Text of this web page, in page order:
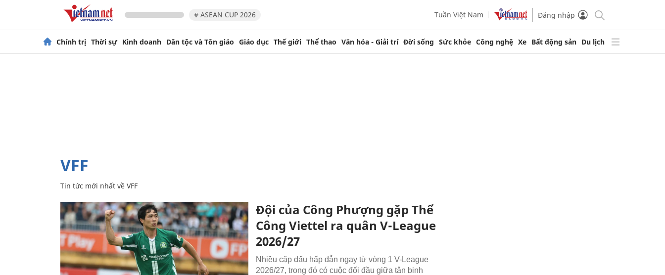
# ASEAN CUP 2026 Tuần Việt Nam Đăng nhập
Chính trị Thời sự Kinh doanh Dân tộc và Tôn giáo Giáo dục Thế giới Thể thao Văn hóa - Giải trí Đời sống Sức khỏe Công nghệ Xe Bất động sản Du lịch
VFF
Tin tức mới nhất về VFF
Đội của Công Phượng gặp Thể
Công Viettel ra quân V-League
2026/27
Nhiều cặp đấu hấp dẫn ngay từ vòng 1 V-League
2026/27, trong đó có cuộc đối đầu giữa tân binh